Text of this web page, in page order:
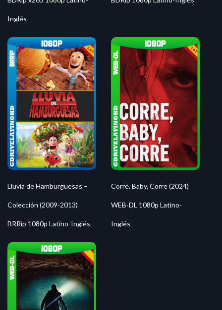
Inglés
Lluvia de Hamburguesas –
Colección (2009-2013)
BRRip 1080p Latino-Inglés
Corre, Baby, Corre (2024)
WEB-DL 1080p Latino-
Inglés